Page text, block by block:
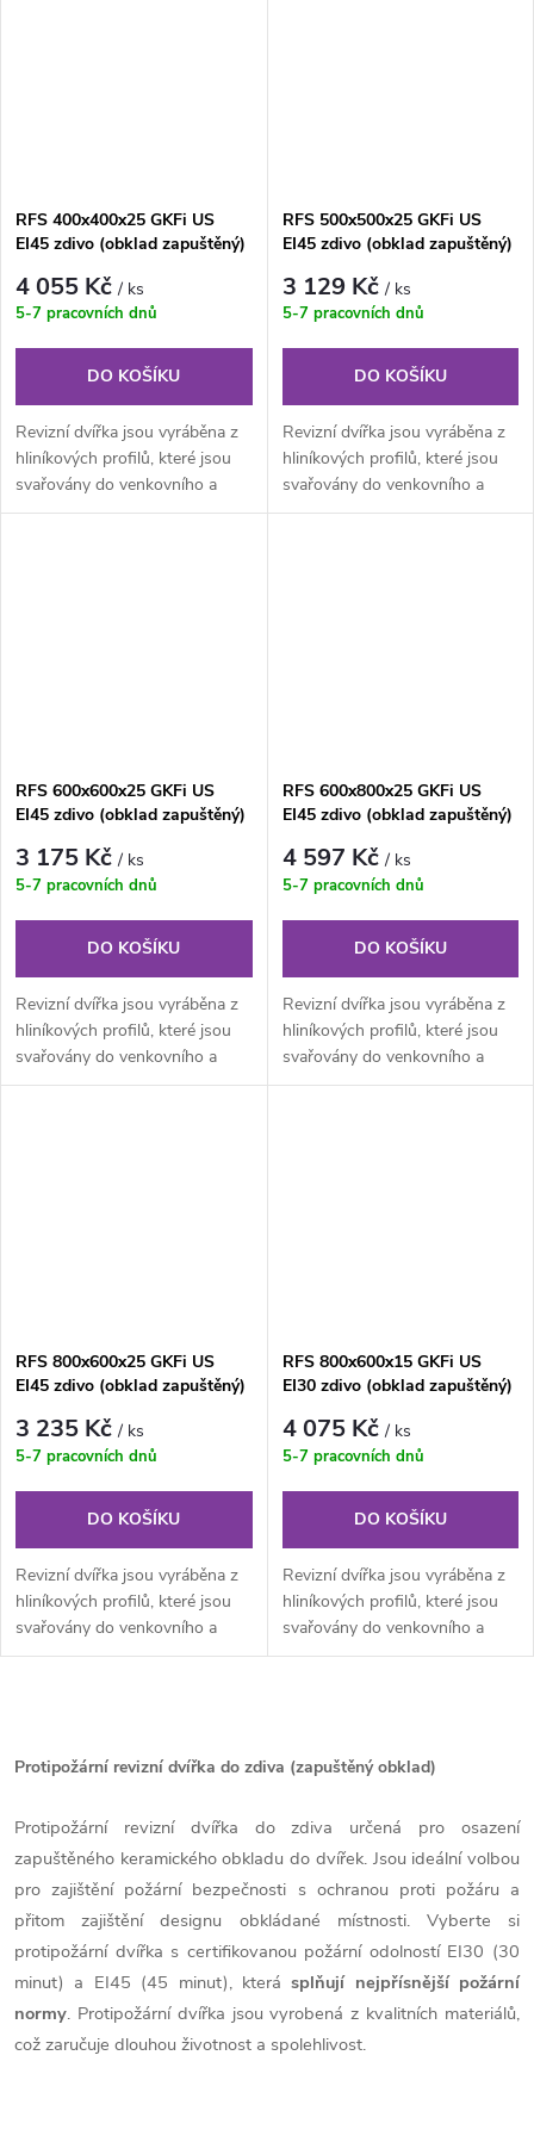
RFS 400x400x25 GKFi US
EI45 zdivo (obklad zapuštěný)
4 055 Kč/ ks
5-7 pracovních dnů
DO KOŠÍKU
Revizní dvířka jsou vyráběna z
hliníkových profilů, které jsou
svařovány do venkovního a
vnitřního rámu. Kompletní...
RFS 500x500x25 GKFi US
EI45 zdivo (obklad zapuštěný)
3 129 Kč/ ks
5-7 pracovních dnů
DO KOŠÍKU
Revizní dvířka jsou vyráběna z
hliníkových profilů, které jsou
svařovány do venkovního a
vnitřního rámu. Kompletní...
RFS 600x600x25 GKFi US
EI45 zdivo (obklad zapuštěný)
3 175 Kč/ ks
5-7 pracovních dnů
DO KOŠÍKU
Revizní dvířka jsou vyráběna z
hliníkových profilů, které jsou
svařovány do venkovního a
vnitřního rámu. Kompletní...
RFS 600x800x25 GKFi US
EI45 zdivo (obklad zapuštěný)
4 597 Kč/ ks
5-7 pracovních dnů
DO KOŠÍKU
Revizní dvířka jsou vyráběna z
hliníkových profilů, které jsou
svařovány do venkovního a
vnitřního rámu. Kompletní...
RFS 800x600x25 GKFi US
EI45 zdivo (obklad zapuštěný)
3 235 Kč/ ks
5-7 pracovních dnů
DO KOŠÍKU
Revizní dvířka jsou vyráběna z
hliníkových profilů, které jsou
svařovány do venkovního a
vnitřního rámu. Kompletní...
RFS 800x600x15 GKFi US
EI30 zdivo (obklad zapuštěný)
4 075 Kč/ ks
5-7 pracovních dnů
DO KOŠÍKU
Revizní dvířka jsou vyráběna z
hliníkových profilů, které jsou
svařovány do venkovního a
vnitřního rámu. Kompletní...
v
l
á
d
a
c
í
Protipožární revizní dvířka do zdiva (zapuštěný obklad)
Protipožární revizní dvířka do zdiva určená pro osazení
zapuštěného keramického obkladu do dvířek. Jsou ideální volbou
pro zajištění požární bezpečnosti s ochranou proti požáru a
přitom zajištění designu obkládané místnosti. Vyberte si
protipožární dvířka s certifikovanou požární odolností EI30 (30
minut) a EI45 (45 minut), kterásplňují nejpřísnější požární
normy. Protipožární dvířka jsou vyrobená z kvalitních materiálů,
což zaručuje dlouhou životnost a spolehlivost.